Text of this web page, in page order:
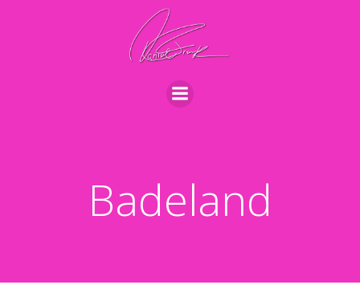
til
indhold
Badeland